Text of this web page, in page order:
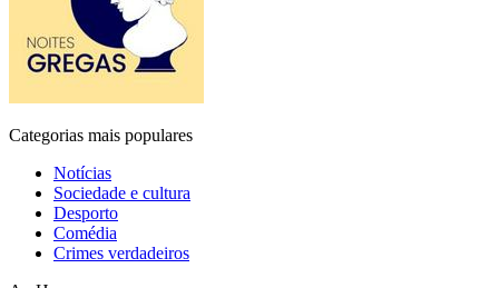
Categorias mais populares
Notícias
Sociedade e cultura
Desporto
Comédia
Crimes verdadeiros